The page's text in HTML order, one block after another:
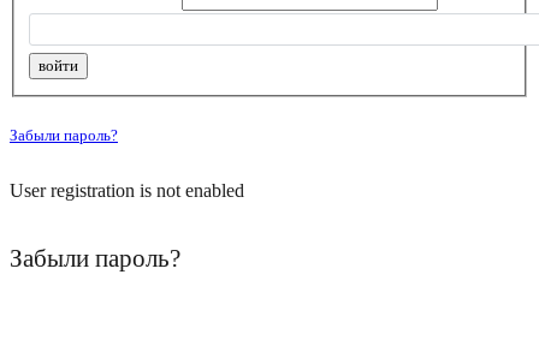
Забыли пароль?
User registration is not enabled
Забыли пароль?